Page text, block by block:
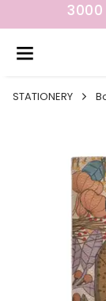
3000
STATIONERY